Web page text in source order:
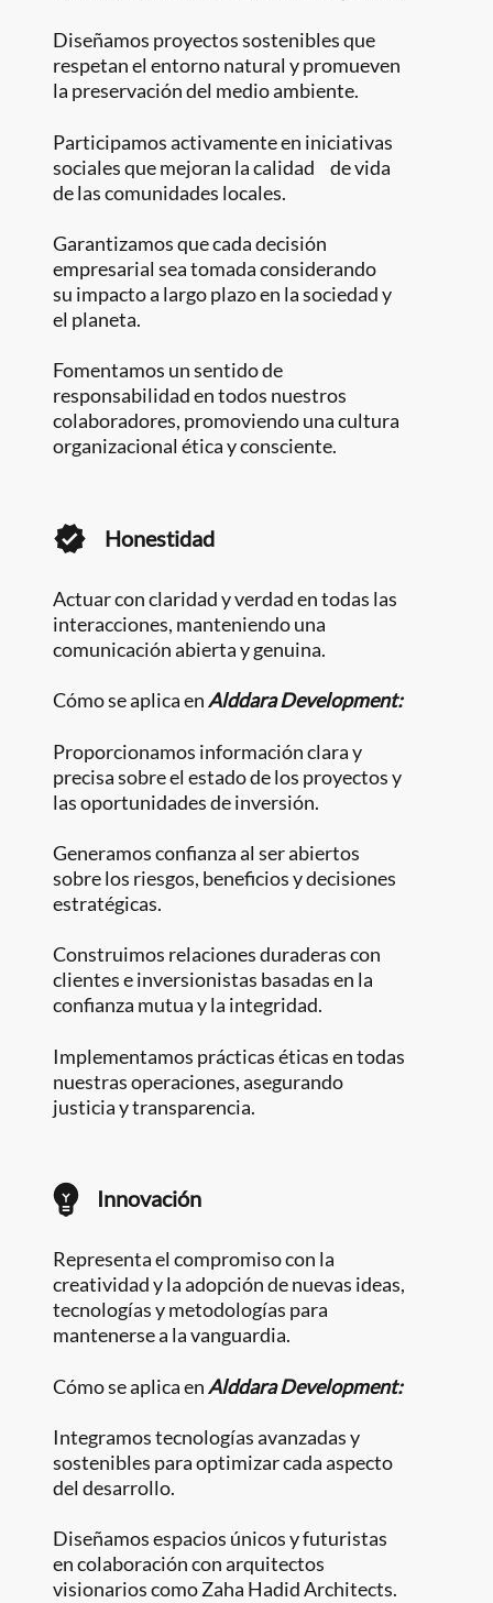
Diseñamos proyectos sostenibles que
respetan el entorno natural y promueven
la preservación del medio ambiente.
Participamos activamente en iniciativas
sociales que mejoran la calidad de vida
de las comunidades locales.
Garantizamos que cada decisión
empresarial sea tomada considerando
su impacto a largo plazo en la sociedad y
el planeta.
Fomentamos un sentido de
responsabilidad en todos nuestros
colaboradores, promoviendo una cultura
organizacional ética y consciente.
Honestidad
Actuar con claridad y verdad en todas las
interacciones, manteniendo una
comunicación abierta y genuina.
Cómo se aplica enAlddara Development:
Proporcionamos información clara y
precisa sobre el estado de los proyectos y
las oportunidades de inversión.
Generamos confianza al ser abiertos
sobre los riesgos, beneficios y decisiones
estratégicas.
Construimos relaciones duraderas con
clientes e inversionistas basadas en la
confianza mutua y la integridad.
Implementamos prácticas éticas en todas
nuestras operaciones, asegurando
justicia y transparencia.
Innovación
Representa el compromiso con la
creatividad y la adopción de nuevas ideas,
tecnologías y metodologías para
mantenerse a la vanguardia.
Cómo se aplica enAlddara Development:
Integramos tecnologías avanzadas y
sostenibles para optimizar cada aspecto
del desarrollo.
Diseñamos espacios únicos y futuristas
en colaboración con arquitectos
visionarios como Zaha Hadid Architects.